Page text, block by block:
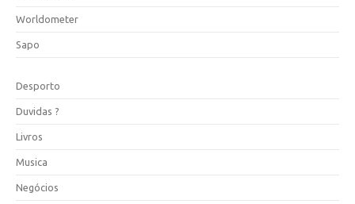
Worldometer
Sapo
Desporto
Duvidas ?
Livros
Musica
Negócios